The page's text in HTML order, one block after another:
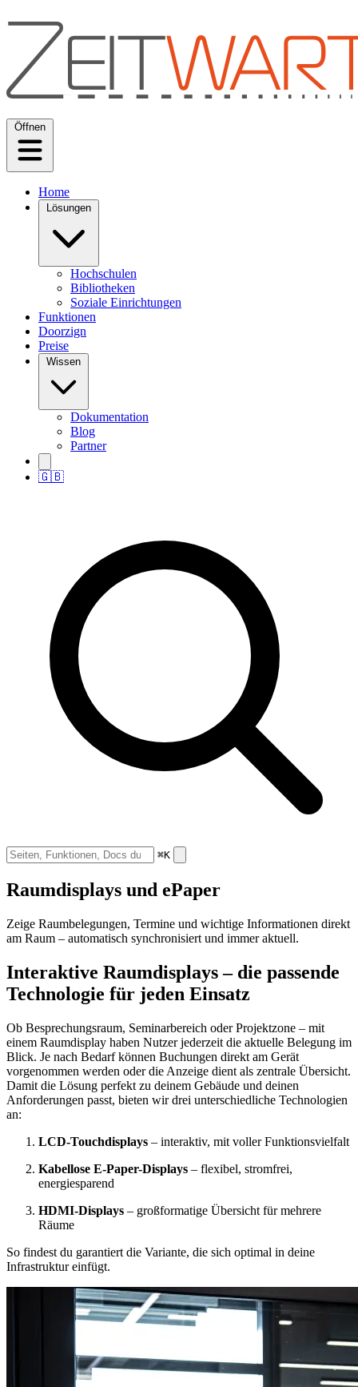
Öffnen
Home
Lösungen
Hochschulen
Bibliotheken
Soziale Einrichtungen
Funktionen
Doorzign
Preise
Wissen
Dokumentation
Blog
Partner
🇬🇧
⌘K
Raumdisplays und ePaper
Zeige Raumbelegungen, Termine und wichtige Informationen direkt
am Raum – automatisch synchronisiert und immer aktuell.
Interaktive Raumdisplays – die passende
Technologie für jeden Einsatz
Ob Besprechungsraum, Seminarbereich oder Projektzone – mit
einem Raumdisplay haben Nutzer jederzeit die aktuelle Belegung im
Blick. Je nach Bedarf können Buchungen direkt am Gerät
vorgenommen werden oder die Anzeige dient als zentrale Übersicht.
Damit die Lösung perfekt zu deinem Gebäude und deinen
Anforderungen passt, bieten wir drei unterschiedliche Technologien
an:
LCD-Touchdisplays – interaktiv, mit voller Funktionsvielfalt
Kabellose E-Paper-Displays – flexibel, stromfrei,
energiesparend
HDMI-Displays – großformatige Übersicht für mehrere
Räume
So findest du garantiert die Variante, die sich optimal in deine
Infrastruktur einfügt.